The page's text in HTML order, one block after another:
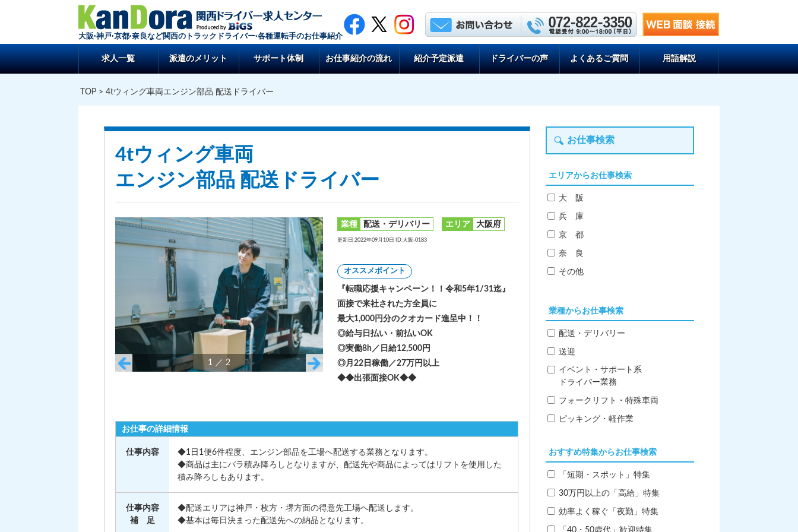
大阪·神戸·京都·奈良など関西のトラックドライバー·各種運転手のお仕事紹介
求人一覧 派遣のメリット サポート体制 お仕事紹介の流れ 紹介予定派遣 ドライバーの声 よくあるご質問 用語解説
TOP> 4tウィング車両エンジン部品 配送ドライバー
4tウィング車両
エンジン部品 配送ドライバー
4tウィング車両
1 ／2
業種 配送・デリバリー エリア 大阪府
更新日:2022年09月10日 ID:大阪-0183
オススメポイント
『転職応援キャンペーン！！令和5年1/31迄』
面接で来社された方全員に
最大1,000円分のクオカード進呈中！！
◎給与日払い・前払いOK
◎実働8h／日給12,500円
◎月22日稼働／27万円以上
◆◆出張面接OK◆◆
お仕事の詳細情報
仕事内容
◆1日1便6件程度、エンジン部品を工場へ配送する業務となります。
◆商品は主にバラ積み降ろしとなりますが、配送先や商品によってはリフトを使用した
積み降ろしもあります。
仕事内容
補 足
◆配送エリアは神戸・枚方・堺方面の得意先工場へ配送します。
◆基本は毎日決まった配送先への納品となります。
お仕事検索
エリアからお仕事検索
大 阪
兵 庫
京 都
奈 良
その他
業種からお仕事検索
配送・デリバリー
送迎
イベント・サポート系
ドライバー業務
フォークリフト・特殊車両
ピッキング・軽作業
おすすめ特集からお仕事検索
「短期・スポット」特集
30万円以上の「高給」特集
効率よく稼ぐ「夜勤」特集
「40・50歳代」歓迎特集